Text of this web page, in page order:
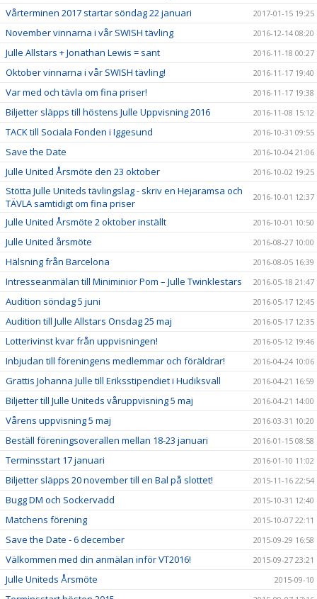
Vårterminen 2017 startar söndag 22 januari 2017-01-15 19:25
November vinnarna i vår SWISH tävling 2016-12-14 08:20
Julle Allstars + Jonathan Lewis = sant 2016-11-18 00:27
Oktober vinnarna i vår SWISH tävling! 2016-11-17 19:40
Var med och tävla om fina priser! 2016-11-17 19:38
Biljetter släpps till höstens Julle Uppvisning 2016 2016-11-08 15:12
TACK till Sociala Fonden i Iggesund 2016-10-31 09:55
Save the Date 2016-10-04 21:06
Julle United Årsmöte den 23 oktober 2016-10-02 19:25
Stötta Julle Uniteds tävlingslag - skriv en Hejaramsa och
TÄVLA samtidigt om fina priser
2016-10-01 12:37
Julle United Årsmöte 2 oktober inställt 2016-10-01 10:50
Julle United årsmöte 2016-08-27 10:00
Hälsning från Barcelona 2016-08-05 16:39
Intresseanmälan till Miniminior Pom – Julle Twinklestars 2016-05-18 21:47
Audition söndag 5 juni 2016-05-17 12:45
Audition till Julle Allstars Onsdag 25 maj 2016-05-17 12:35
Lotterivinst kvar från uppvisningen! 2016-05-12 19:46
Inbjudan till föreningens medlemmar och föräldrar! 2016-04-24 10:06
Grattis Johanna Julle till Eriksstipendiet i Hudiksvall 2016-04-21 16:59
Biljetter till Julle Uniteds våruppvisning 5 maj 2016-04-21 14:00
Vårens uppvisning 5 maj 2016-03-31 10:20
Beställ föreningsoverallen mellan 18-23 januari 2016-01-15 08:58
Terminsstart 17 januari 2016-01-10 11:02
Biljetter släpps 20 november till en Bal på slottet! 2015-11-16 22:54
Bugg DM och Sockervadd 2015-10-31 12:40
Matchens förening 2015-10-07 22:11
Save the Date - 6 december 2015-09-29 16:58
Välkommen med din anmälan inför VT2016! 2015-09-27 23:21
Julle Uniteds Årsmöte 2015-09-10